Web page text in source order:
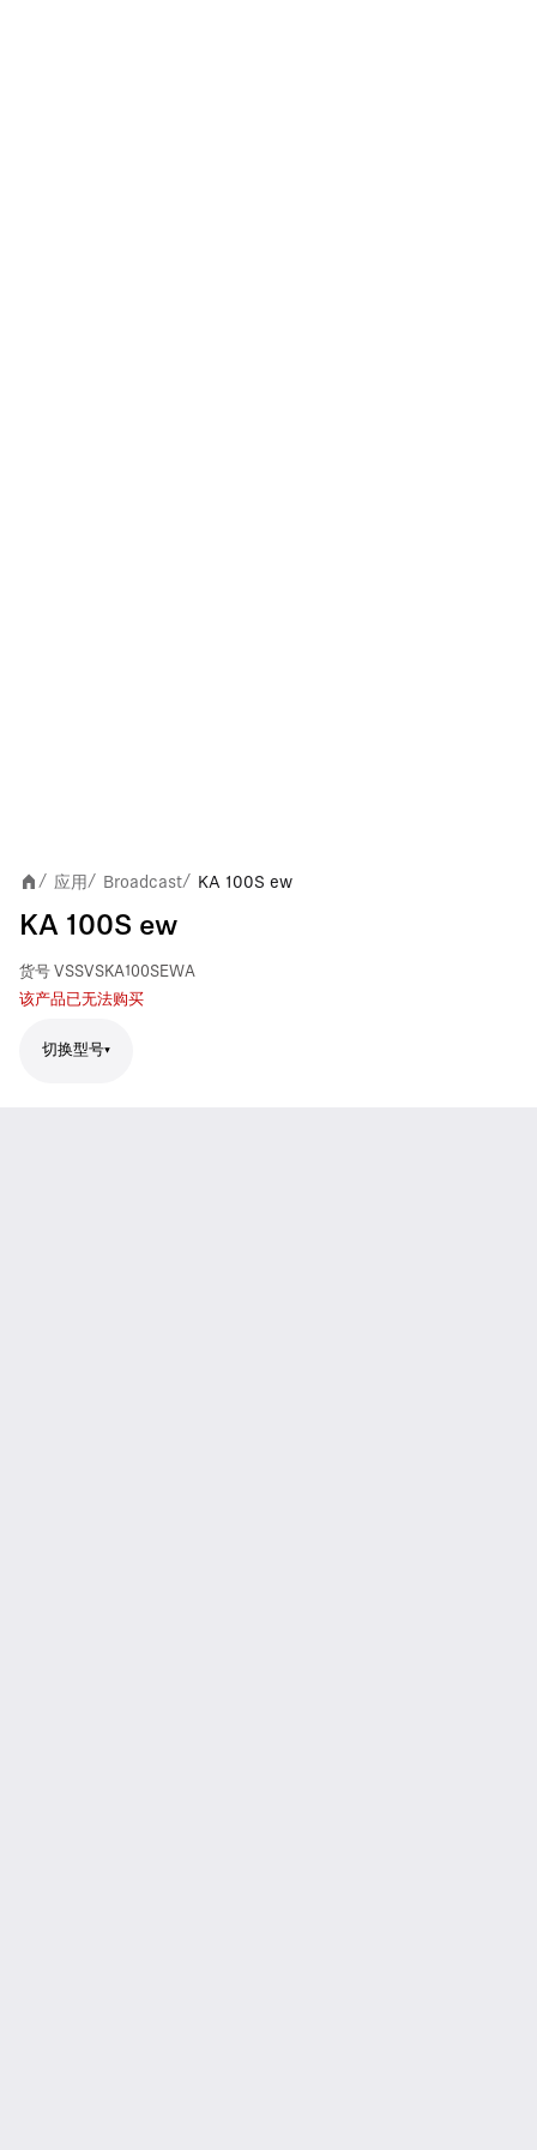
/ 应用/ Broadcast/ KA 100S ew
KA 100S ew
货号 VSSVSKA100SEWA
该产品已无法购买
切换型号